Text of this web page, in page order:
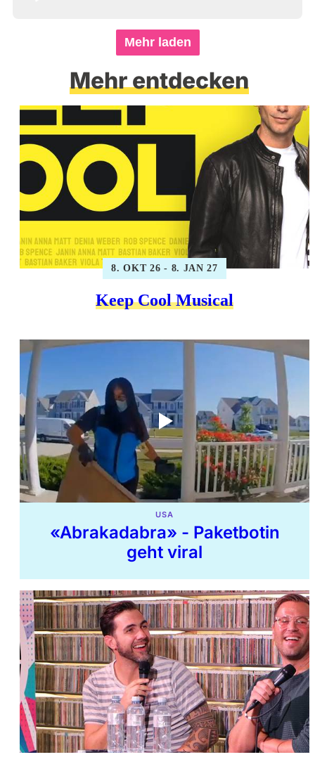
Mehr laden
Mehr entdecken
8. OKT 26 - 8. JAN 27
Keep Cool Musical
USA
«Abrakadabra» - Paketbotin
geht viral